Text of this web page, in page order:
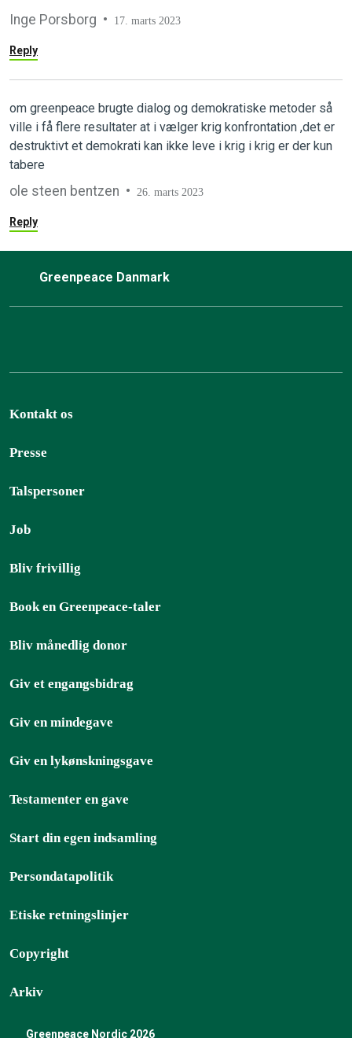
Inge Porsborg 17. marts 2023
Reply
om greenpeace brugte dialog og demokratiske metoder så
ville i få flere resultater at i vælger krig konfrontation ,det er
destruktivt et demokrati kan ikke leve i krig i krig er der kun
tabere
ole steen bentzen 26. marts 2023
Reply
Greenpeace Danmark
Kontakt os
Presse
Talspersoner
Job
Bliv frivillig
Book en Greenpeace-taler
Bliv månedlig donor
Giv et engangsbidrag
Giv en mindegave
Giv en lykønskningsgave
Testamenter en gave
Start din egen indsamling
Persondatapolitik
Etiske retningslinjer
Copyright
Arkiv
Greenpeace Nordic 2026